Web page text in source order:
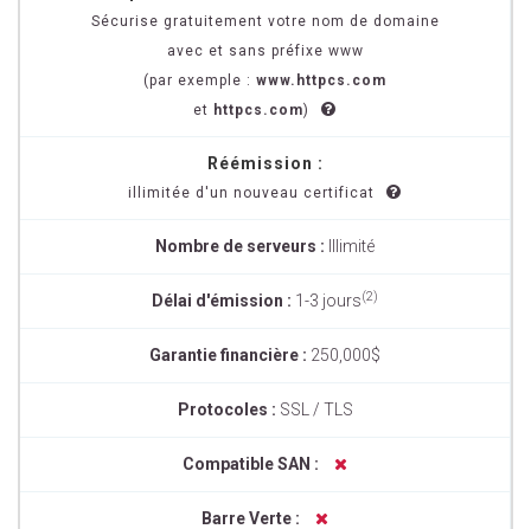
Sécurise gratuitement votre nom de domaine
avec et sans préfixe www
(par exemple : www.httpcs.com
et httpcs.com)
Réémission :
illimitée d'un nouveau certificat
Nombre de serveurs : Illimité
Délai d'émission : 1-3 jours(2)
Garantie financière : 250,000$
Protocoles : SSL / TLS
Compatible SAN :
Barre Verte :